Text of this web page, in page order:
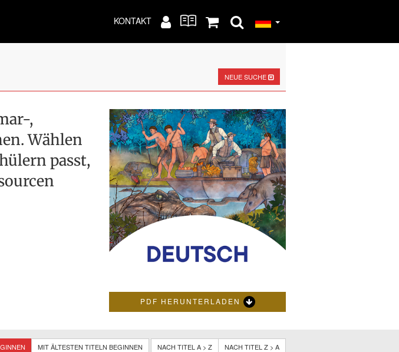
KONTAKT
NEUE SUCHE
,
Wählen
passt,
PDF HERUNTERLADEN
MIT ÄLTESTEN TITELN BEGINNEN NACH TITEL A > Z NACH TITEL Z > A